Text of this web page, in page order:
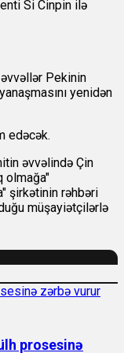
Si Cinpin ilə
Pekinin
yenidən
edəcək.
əvvəlində Çin
olmağa"
şirkətinin rəhbəri
müşayiətçilərlə
prosesinə